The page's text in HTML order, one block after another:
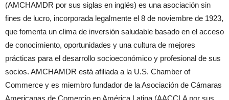
(AMCHAMDR por sus siglas en inglés) es una asociación sin
fines de lucro, incorporada legalmente el 8 de noviembre de 1923,
que fomenta un clima de inversión saludable basado en el acceso
de conocimiento, oportunidades y una cultura de mejores
prácticas para el desarrollo socioeconómico y profesional de sus
socios. AMCHAMDR está afiliada a la U.S. Chamber of
Commerce y es miembro fundador de la Asociación de Cámaras